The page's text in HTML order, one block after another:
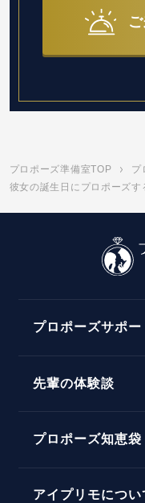
プロポーズ準備室TOP プ
彼女の誕生日にプロポーズ
プロポーズサポー
プロポーズアイ
先輩の体験談
プロポーズ知恵袋
アイプリモについ